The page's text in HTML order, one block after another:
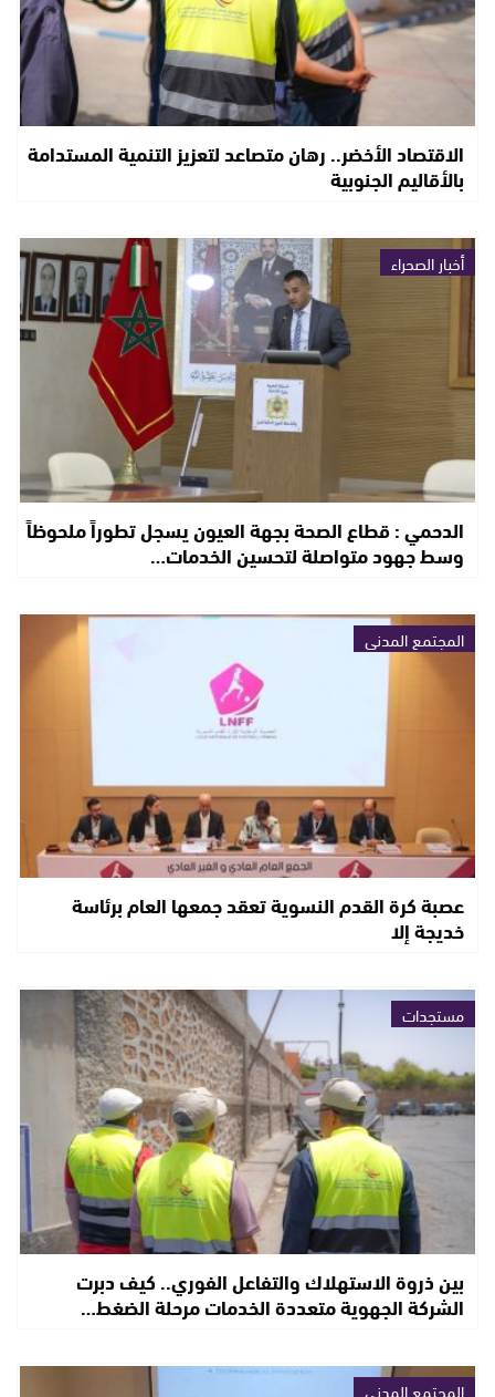
الاقتصاد الأخضر.. رهان متصاعد لتعزيز التنمية المستدامة
بالأقاليم الجنوبية
أخبار الصحراء
الدحمي : قطاع الصحة بجهة العيون يسجل تطوراً ملحوظاً
وسط جهود متواصلة لتحسين الخدمات…
المجتمع المدني
عصبة كرة القدم النسوية تعقد جمعها العام برئاسة
خديجة إلا
مستجدات
بين ذروة الاستهلاك والتفاعل الفوري.. كيف دبرت
الشركة الجهوية متعددة الخدمات مرحلة الضغط…
المجتمع المدني